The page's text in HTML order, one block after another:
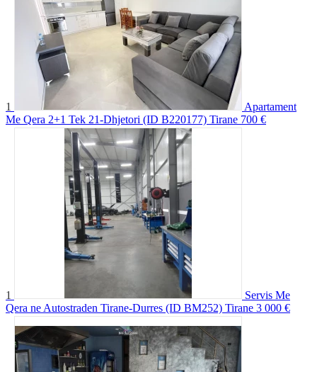
1
Apartament
Me Qera 2+1 Tek 21-Dhjetori (ID B220177) Tirane 700 €
1
Servis Me
Qera ne Autostraden Tirane-Durres (ID BM252) Tirane 3 000 €